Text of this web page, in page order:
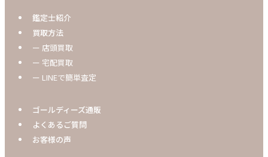
鑑定士紹介
買取方法
ー 店頭買取
ー 宅配買取
ー LINEで簡単査定
ゴールディーズ通販
よくあるご質問
お客様の声